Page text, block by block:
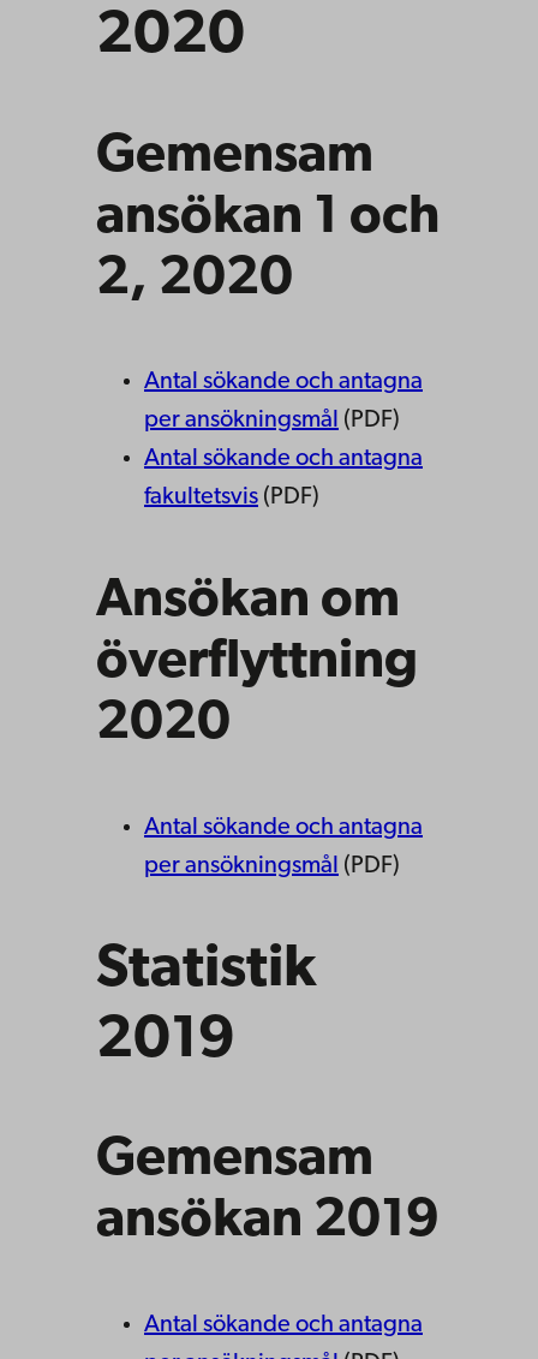
2020
Gemensam
ansökan 1 och
2, 2020
Antal sökande och antagna
per ansökningsmål (PDF)
Antal sökande och antagna
fakultetsvis (PDF)
Ansökan om
överflyttning
2020
Antal sökande och antagna
per ansökningsmål (PDF)
Statistik
2019
Gemensam
ansökan 2019
Antal sökande och antagna